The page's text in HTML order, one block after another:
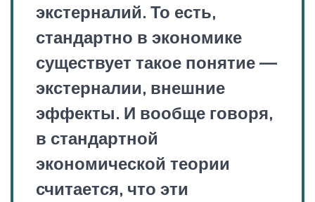
экстерналий. То есть,
стандартно в экономике
существует такое понятие —
экстерналии, внешние
эффекты. И вообще говоря,
в стандартной
экономической теории
считается, что эти